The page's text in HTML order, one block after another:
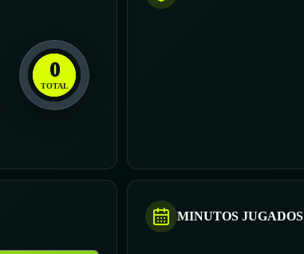
0
TOTAL
MINUTOS JUGADOS